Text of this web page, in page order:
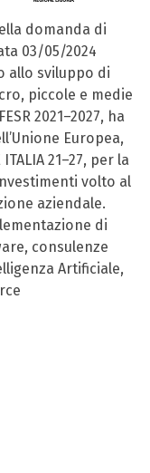
domanda di
03/05/2024
allo sviluppo di
piccole e medie
2021–2027, ha
Europea,
21–27, per la
volto al
aziendale.
di
consulenze
Artificiale,